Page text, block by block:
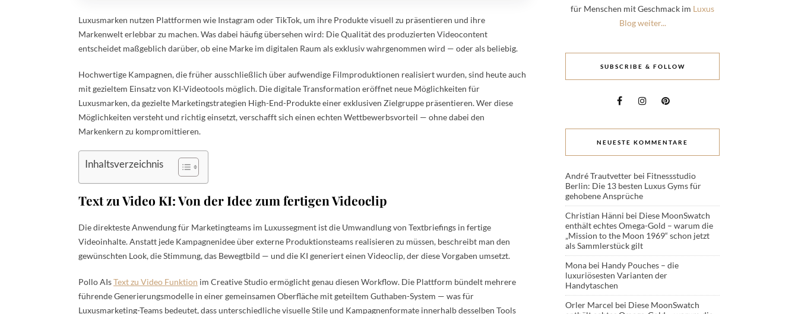
Luxusmarken nutzen Plattformen wie Instagram oder TikTok, um ihre Produkte visuell zu präsentieren und ihre
Markenwelt erlebbar zu machen. Was dabei häufig übersehen wird: Die Qualität des produzierten Videocontent
entscheidet maßgeblich darüber, ob eine Marke im digitalen Raum als exklusiv wahrgenommen wird — oder als beliebig.
Hochwertige Kampagnen, die früher ausschließlich über aufwendige Filmproduktionen realisiert wurden, sind heute auch
mit gezieltem Einsatz von KI-Videotools möglich. Die digitale Transformation eröffnet neue Möglichkeiten für
Luxusmarken, da gezielte Marketingstrategien High-End-Produkte einer exklusiven Zielgruppe präsentieren. Wer diese
Möglichkeiten versteht und richtig einsetzt, verschafft sich einen echten Wettbewerbsvorteil — ohne dabei den
Markenkern zu kompromittieren.
Inhaltsverzeichnis
Text zu Video KI: Von der Idee zum fertigen Videoclip
Die direkteste Anwendung für Marketingteams im Luxussegment ist die Umwandlung von Textbriefings in fertige
Videoinhalte. Anstatt jede Kampagnenidee über externe Produktionsteams realisieren zu müssen, beschreibt man den
gewünschten Look, die Stimmung, das Bewegtbild — und die KI generiert einen Videoclip, der diese Vorgaben umsetzt.
Pollo AIsText zu Video Funktion im Creative Studio ermöglicht genau diesen Workflow. Die Plattform bündelt mehrere
führende Generierungsmodelle in einer gemeinsamen Oberfläche mit geteiltem Guthaben-System — was für
Luxusmarketing-Teams bedeutet, dass unterschiedliche visuelle Stile und Kampagnenformate innerhalb desselben Tools
für Menschen mit Geschmack im Luxus
Blog weiter...
SUBSCRIBE & FOLLOW
NEUESTE KOMMENTARE
André Trautvetter bei Fitnessstudio
Berlin: Die 13 besten Luxus Gyms für
gehobene Ansprüche
Christian Hänni bei Diese MoonSwatch
enthält echtes Omega-Gold – warum die
„Mission to the Moon 1969“ schon jetzt
als Sammlerstück gilt
Mona bei Handy Pouches – die
luxuriösesten Varianten der
Handytaschen
Orler Marcel bei Diese MoonSwatch